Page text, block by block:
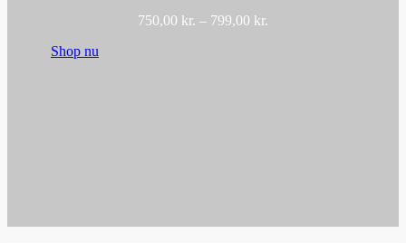
750,00 kr. – 799,00 kr.
Shop nu